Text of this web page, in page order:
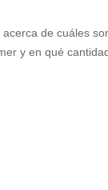
de cuáles
y en qué